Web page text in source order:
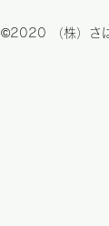
©2020 （株）さ